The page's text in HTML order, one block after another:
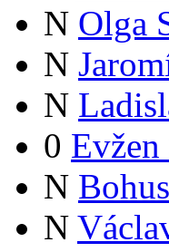
N Olga
N
N
0
N
N